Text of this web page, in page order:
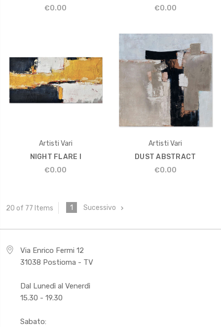
€0.00
€0.00
Artisti Vari
NIGHT FLARE I
€0.00
Artisti Vari
DUST ABSTRACT
€0.00
20 of 77 Items 1 Sucessivo
Via Enrico Fermi 12
31038 Postioma - TV
Dal Lunedì al Venerdì
15.30 - 19.30
Sabato: